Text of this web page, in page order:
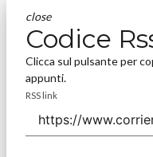
close
Codice
Clicca sul pulsante per
appunti.
RSS link